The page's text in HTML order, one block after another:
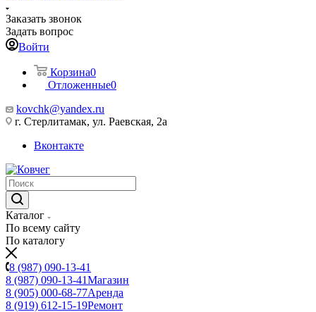
Заказать звонок
Задать вопрос
Войти
Корзина0
Отложенные0
kovchk@yandex.ru
г. Стерлитамак, ул. Раевская, 2а
Вконтакте
Каталог
По всему сайту
По каталогу
8 (987) 090-13-41
8 (987) 090-13-41Магазин
8 (905) 000-68-77Аренда
8 (919) 612-15-19Ремонт